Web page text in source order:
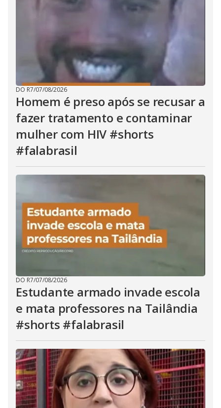
DO R7/07/08/2026
Homem é preso após se recusar a
fazer tratamento e contaminar
mulher com HIV #shorts
#falabrasil
DO R7/07/08/2026
Estudante armado invade escola
e mata professores na Tailândia
#shorts #falabrasil